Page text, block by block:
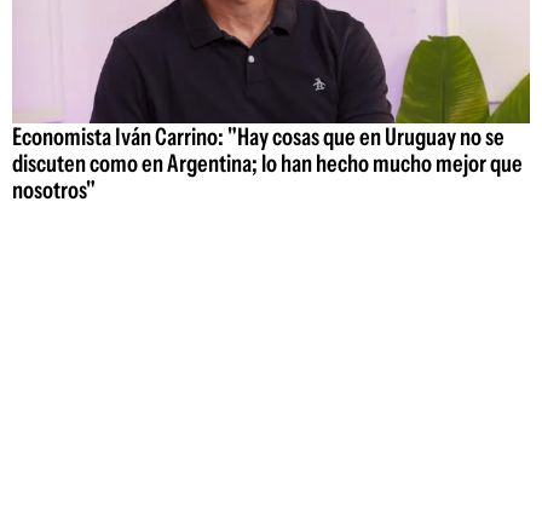
Economista Iván Carrino: "Hay cosas que en Uruguay no se
discuten como en Argentina; lo han hecho mucho mejor que
nosotros"